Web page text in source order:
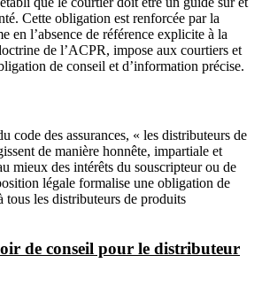
Cette obligation est renforcée par la
en l’absence de référence explicite à la
de l’ACPR, impose aux courtiers et
de conseil et d’information précise.
code des assurances, « les distributeurs de
de manière honnête, impartiale et
mieux des intérêts du souscripteur ou de
légale formalise une obligation de
tous les distributeurs de produits
de conseil pour le distributeur